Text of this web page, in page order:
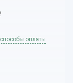
способы оплаты